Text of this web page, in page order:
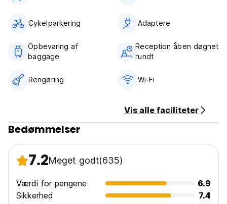
Cykelparkering Adaptere
Opbevaring af
baggage
Reception åben døgnet
rundt
Rengøring Wi-Fi
Vis alle faciliteter
Bedømmelser
7.2Meget godt(635)
Værdi for pengene
6.9
Sikkerhed
7.4